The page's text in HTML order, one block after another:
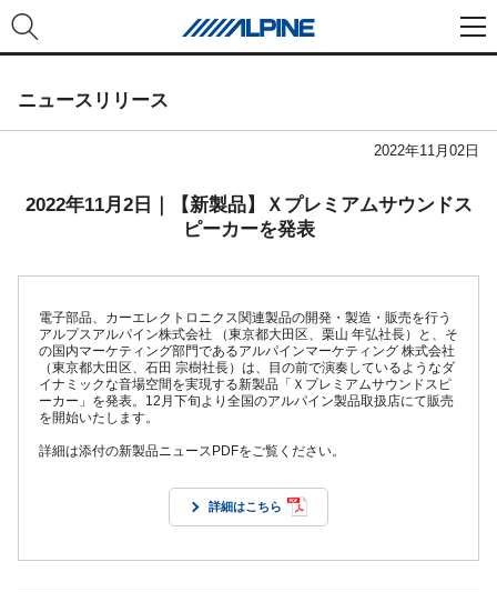
ニュースリリース
2022年11月02日
2022年11月2日｜【新製品】Ｘプレミアムサウンドス
ピーカーを発表
電子部品、カーエレクトロニクス関連製品の開発・製造・販売を行う
アルプスアルパイン株式会社 （東京都大田区、栗山 年弘社長）と、そ
の国内マーケティング部門であるアルパインマーケティング 株式会社
（東京都大田区、石田 宗樹社長）は、目の前で演奏しているようなダ
イナミックな音場空間を実現する新製品「Ｘプレミアムサウンドスピ
ーカー」を発表。12月下旬より全国のアルパイン製品取扱店にて販売
を開始いたします。
詳細は添付の新製品ニュースPDFをご覧ください。
詳細はこちら